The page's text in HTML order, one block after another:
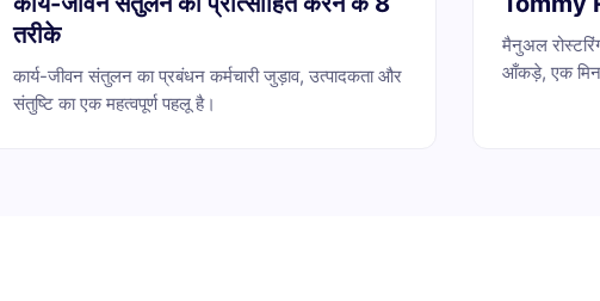
तरीके
कार्य-जीवन संतुलन का प्रबंधन कर्मचारी जुड़ाव, उत्पादकता और
संतुष्टि का एक महत्वपूर्ण पहलू है।
मैनुअल
आँकड़े, एक